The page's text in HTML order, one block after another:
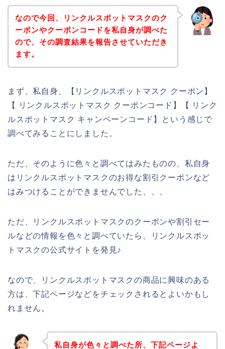
なので今回、リンクルスポットマスクのク
ーポンやクーポンコードを私自身が調べた
ので、その調査結果を報告させていただき
ます。
まず、私自身、【リンクルスポットマスク クーポン】
【 リンクルスポットマスク クーポンコード】【 リンク
ルスポットマスク キャンペーンコード】という感じで
調べてみることにしました。
ただ、そのように色々と調べてはみたものの、私自身
はリンクルスポットマスクのお得な割引クーポンなど
はみつけることができませんでした、、、
ただ、リンクルスポットマスクのクーポンや割引セー
ルなどの情報を色々と調べていたら、リンクルスポッ
トマスクの公式サイトを発見♪
なので、リンクルスポットマスクの商品に興味のある
方は、下記ページなどをチェックされるとよいかもし
れません。
私自身が色々と調べた所、下記ページよ